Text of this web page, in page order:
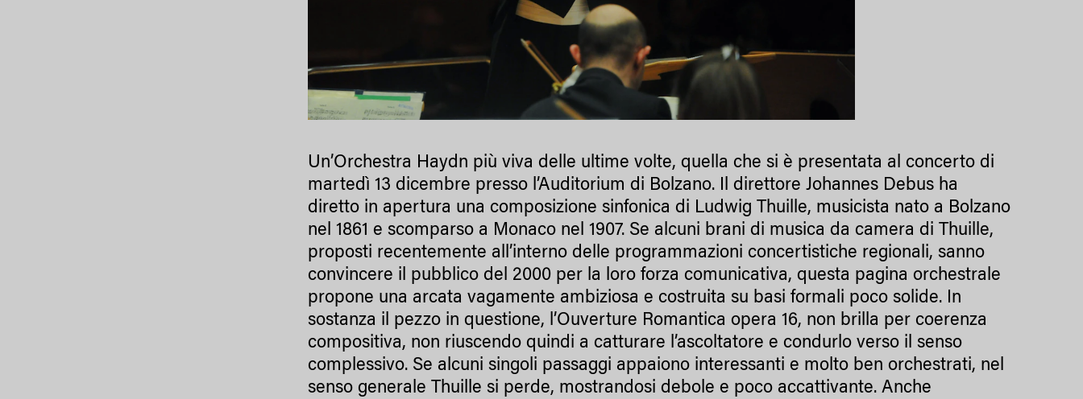
Un’Orchestra Haydn più viva delle ultime volte, quella che si è presentata al concerto di
martedì 13 dicembre presso l’Auditorium di Bolzano. Il direttore Johannes Debus ha
diretto in apertura una composizione sinfonica di Ludwig Thuille, musicista nato a Bolzano
nel 1861 e scomparso a Monaco nel 1907. Se alcuni brani di musica da camera di Thuille,
proposti recentemente all’interno delle programmazioni concertistiche regionali, sanno
convincere il pubblico del 2000 per la loro forza comunicativa, questa pagina orchestrale
propone una arcata vagamente ambiziosa e costruita su basi formali poco solide. In
sostanza il pezzo in questione, l’Ouverture Romantica opera 16, non brilla per coerenza
compositiva, non riuscendo quindi a catturare l’ascoltatore e condurlo verso il senso
complessivo. Se alcuni singoli passaggi appaiono interessanti e molto ben orchestrati, nel
senso generale Thuille si perde, mostrandosi debole e poco accattivante. Anche